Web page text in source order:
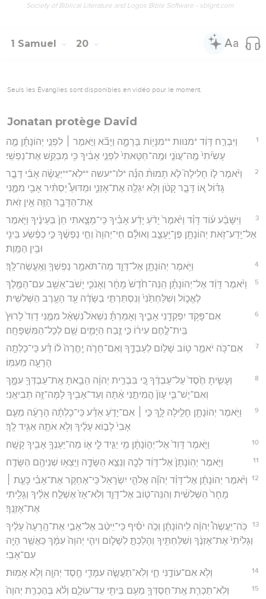
Society of Biblical Literature and Logos Bible Software - sblgnt.com
1 Samuel 20
Seuls les Évangiles sont disponibles en vidéo pour le moment.
Jonatan protège David
1
וַיִּבְרַ֣ח דָּוִ֔ד *מנוות **מִנָּי֖וֹת בָּרָמָ֑ה וַיָּבֹ֞א וַיֹּ֣אמֶר ׀ לִפְנֵ֣י יְהוֹנָתָ֗ן מֶ֤ה
עָשִׂ֙יתִי֙ מֶֽה־עֲוֺנִ֤י וּמֶֽה־חַטָּאתִי֙ לִפְנֵ֣י אָבִ֔יךָ כִּ֥י מְבַקֵּ֖שׁ אֶת־נַפְשִֽׁי׃
2
וַיֹּ֨אמֶר ל֣וֹ חָלִילָה֮ לֹ֣א תָמוּת֒ הִנֵּ֡ה *לו־*עשה **לֹֽא־**יַעֲשֶׂ֨ה אָבִ֜י דָּבָ֣ר
גָּד֗וֹל א֚וֹ דָּבָ֣ר קָטֹ֔ן וְלֹ֥א יִגְלֶ֖ה אֶת־אָזְנִ֑י וּמַדּוּעַ֩ יַסְתִּ֨יר אָבִ֥י מִמֶּ֛נִּי
אֶת־הַדָּבָ֥ר הַזֶּ֖ה אֵ֥ין זֹֽאת׃
3
וַיִּשָּׁבַ֨ע ע֜וֹד דָּוִ֗ד וַיֹּ֙אמֶר֙ יָדֹ֨עַ יָדַ֜ע אָבִ֗יךָ כִּֽי־מָצָ֤אתִי חֵן֙ בְּעֵינֶ֔יךָ וַיֹּ֛אמֶר
אַל־יֵֽדַע־זֹ֥את יְהוֹנָתָ֖ן פֶּן־יֵֽעָצֵ֑ב וְאוּלָ֗ם חַי־יְהוָה֙ וְחֵ֣י נַפְשֶׁ֔ךָ כִּ֣י כְפֶ֔שַׂע בֵּינִ֖י
וּבֵ֥ין הַמָּֽוֶת׃
4 וַיֹּ֥אמֶר יְהוֹנָתָ֖ן אֶל־דָּוִ֑ד מַה־תֹּאמַ֥ר נַפְשְׁךָ֖ וְאֶֽעֱשֶׂה־לָּֽךְ׃
5
וַיֹּ֨אמֶר דָּוִ֜ד אֶל־יְהוֹנָתָ֗ן הִֽנֵּה־חֹ֙דֶשׁ֙ מָחָ֔ר וְאָנֹכִ֛י יָשֹׁב־אֵשֵׁ֥ב עִם־הַמֶּ֖לֶךְ
לֶאֱכ֑וֹל וְשִׁלַּחְתַּ֙נִי֙ וְנִסְתַּרְתִּ֣י בַשָּׂדֶ֔ה עַ֖ד הָעֶ֥רֶב הַשְּׁלִשִֽׁית׃
6
אִם־פָּקֹ֥ד יִפְקְדֵ֖נִי אָבִ֑יךָ וְאָמַרְתָּ֗ נִשְׁאֹל֩ נִשְׁאַ֨ל מִמֶּ֤נִּי דָוִד֙ לָרוּץ֙
בֵּֽית־לֶ֣חֶם עִיר֔וֹ כִּ֣י זֶ֧בַח הַיָּמִ֛ים שָׁ֖ם לְכָל־הַמִּשְׁפָּחָֽה׃
7
אִם־כֹּ֥ה יֹאמַ֛ר ט֖וֹב שָׁל֣וֹם לְעַבְדֶּ֑ךָ וְאִם־חָרֹ֤ה יֶֽחֱרֶה֙ ל֔וֹ דַּ֕ע כִּֽי־כָלְתָ֥ה
הָרָעָ֖ה מֵעִמּֽוֹ׃
8
וְעָשִׂ֤יתָ חֶ֙סֶד֙ עַל־עַבְדֶּ֔ךָ כִּ֚י בִּבְרִ֣ית יְהוָ֔ה הֵבֵ֥אתָ אֶֽת־עַבְדְּךָ֖ עִמָּ֑ךְ
וְאִם־יֶשׁ־בִּ֤י עָוֺן֙ הֲמִיתֵ֣נִי אַ֔תָּה וְעַד־אָבִ֖יךָ לָמָּה־זֶּ֥ה תְבִיאֵֽנִי׃
9
וַיֹּ֥אמֶר יְהוֹנָתָ֖ן חָלִ֣ילָה לָּ֑ךְ כִּ֣י ׀ אִם־יָדֹ֣עַ אֵדַ֗ע כִּֽי־כָלְתָ֨ה הָרָעָ֜ה מֵעִ֤ם
אָבִי֙ לָב֣וֹא עָלֶ֔יךָ וְלֹ֥א אֹתָ֖הּ אַגִּ֥יד לָֽךְ׃
10 וַיֹּ֤אמֶר דָּוִד֙ אֶל־יְה֣וֹנָתָ֔ן מִ֖י יַגִּ֣יד לִ֑י א֛וֹ מַה־יַּעַנְךָ֥ אָבִ֖יךָ קָשָֽׁה׃
11 וַיֹּ֤אמֶר יְהֽוֹנָתָן֙ אֶל־דָּוִ֔ד לְכָ֖ה וְנֵצֵ֣א הַשָּׂדֶ֑ה וַיֵּצְא֥וּ שְׁנֵיהֶ֖ם הַשָּׂדֶֽה׃
12
וַיֹּ֨אמֶר יְהוֹנָתָ֜ן אֶל־דָּוִ֗ד יְהוָ֞ה אֱלֹהֵ֤י יִשְׂרָאֵל֙ כִּֽי־אֶחְקֹ֣ר אֶת־אָבִ֗י כָּעֵ֤ת ׀
מָחָר֙ הַשְּׁלִשִׁ֔ית וְהִנֵּה־ט֖וֹב אֶל־דָּוִ֑ד וְלֹֽא־אָז֙ אֶשְׁלַ֣ח אֵלֶ֔יךָ וְגָלִ֖יתִי
אֶת־אָזְנֶֽךָ׃
13
כֹּֽה־יַעֲשֶׂה֩ יְהוָ֨ה לִֽיהוֹנָתָ֜ן וְכֹ֣ה יֹסִ֗יף כִּֽי־יֵיטִ֨ב אֶל־אָבִ֤י אֶת־הָֽרָעָה֙ עָלֶ֔יךָ
וְגָלִ֙יתִי֙ אֶת־אָזְנֶ֔ךָ וְשִׁלַּחְתִּ֖יךָ וְהָלַכְתָּ֣ לְשָׁל֑וֹם וִיהִ֤י יְהוָה֙ עִמָּ֔ךְ כַּאֲשֶׁ֥ר הָיָ֖ה
עִם־אָבִֽי׃
14 וְלֹ֖א אִם־עוֹדֶ֣נִּי חָ֑י וְלֹֽא־תַעֲשֶׂ֧ה עִמָּדִ֛י חֶ֥סֶד יְהוָ֖ה וְלֹ֥א אָמֽוּת׃
15
וְלֹֽא־תַכְרִ֧ת אֶֽת־חַסְדְּךָ֛ מֵעִ֥ם בֵּיתִ֖י עַד־עוֹלָ֑ם וְלֹ֗א בְּהַכְרִ֤ת יְהוָה֙